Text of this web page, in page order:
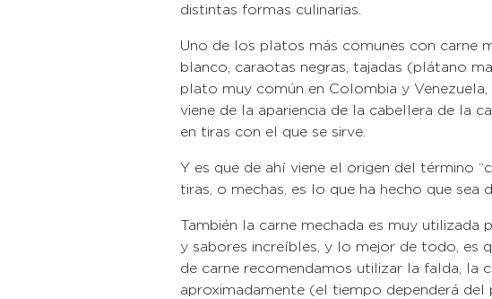
distintas formas culinarias.
Uno de los platos más comunes con carne
blanco, caraotas negras, tajadas (plátano
plato muy común en Colombia y
viene de la apariencia de
en tiras con el
Y es que de ahí viene el origen del término
tiras, o mechas, es lo que ha hecho que sea
También la carne mechada es muy utilizada
y sabores increíbles, y lo mejor de todo, es
de carne recomendamos utilizar la falda, la
aproximadamente (el tiempo dependerá del